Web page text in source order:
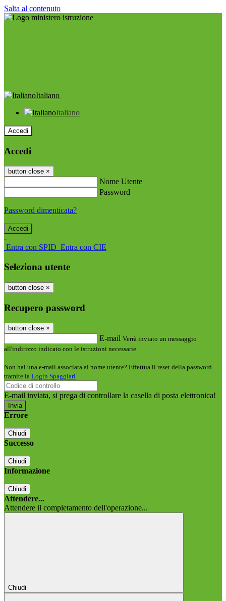
Salta al contenuto
Italiano
Italiano
Accedi
Accedi
button close ×
Nome Utente
Password
Password dimenticata?
-
Entra con SPID Entra con CIE
Seleziona utente
button close ×
Recupero password
button close ×
E-mail Verrà inviato un messaggio
all'indirizzo indicato con le istruzioni necessarie.
Non hai una e-mail associata al nome utente? Effettua il reset della password
tramite la Login Spaggiari
E-mail inviata, si prega di controllare la casella di posta elettronica!
Errore
Chiudi
Successo
Chiudi
Informazione
Chiudi
Attendere...
Attendere il completamento dell'operazione...
Chiudi